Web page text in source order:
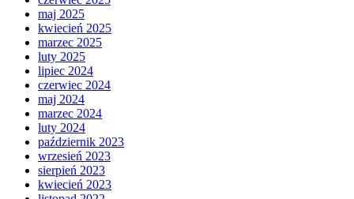
maj 2025
kwiecień 2025
marzec 2025
luty 2025
lipiec 2024
czerwiec 2024
maj 2024
marzec 2024
luty 2024
październik 2023
wrzesień 2023
sierpień 2023
kwiecień 2023